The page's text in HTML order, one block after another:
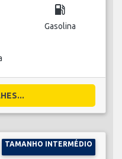
local_gas_station
Gasolina
TAMANHO INTERMÉDIO